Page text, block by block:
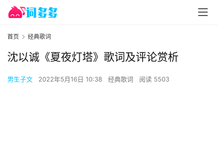
首页 经典歌词
沈以诚《夏夜灯塔》歌词及评论赏析
男生子文 2022年5月16日 10:38 经典歌词 阅读 5503